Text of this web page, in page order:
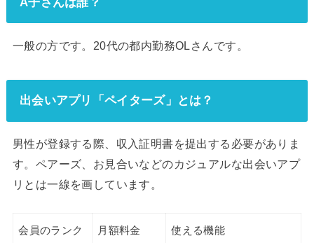
一般の方です。20代の都内勤務OLさんです。
出会いアプリ「ペイターズ」とは？
男性が登録する際、収入証明書を提出する必要がありま
す。ペアーズ、お見合いなどのカジュアルな出会いアプ
リとは一線を画しています。
会員のランク 月額料金 使える機能